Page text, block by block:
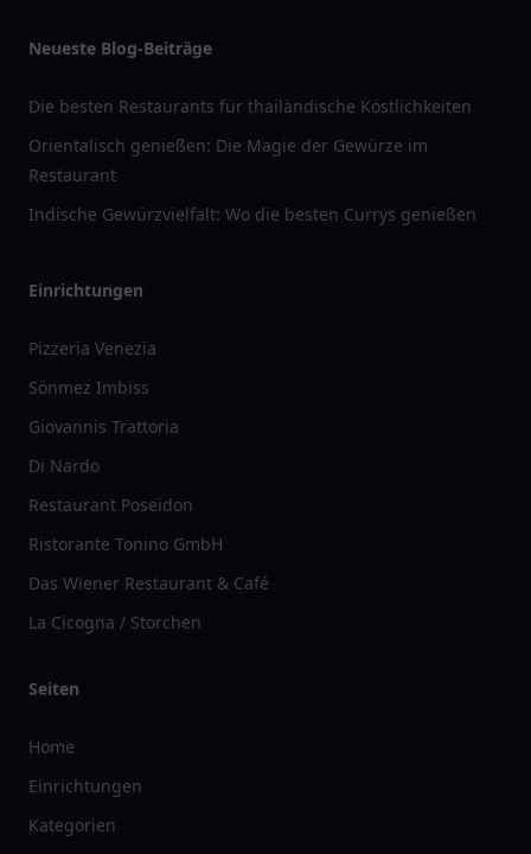
Neueste Blog-Beiträge
Die besten Restaurants für thailändische Köstlichkeiten
Orientalisch genießen: Die Magie der Gewürze im
Restaurant
Indische Gewürzvielfalt: Wo die besten Currys genießen
Einrichtungen
Pizzeria Venezia
Sönmez Imbiss
Giovannis Trattoria
Di Nardo
Restaurant Poseidon
Ristorante Tonino GmbH
Das Wiener Restaurant & Café
La Cicogna / Storchen
Seiten
Home
Einrichtungen
Kategorien